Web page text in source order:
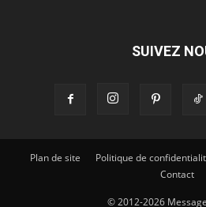
SUIVEZ
Plan de site Politique de
Contact
© 2012-2026